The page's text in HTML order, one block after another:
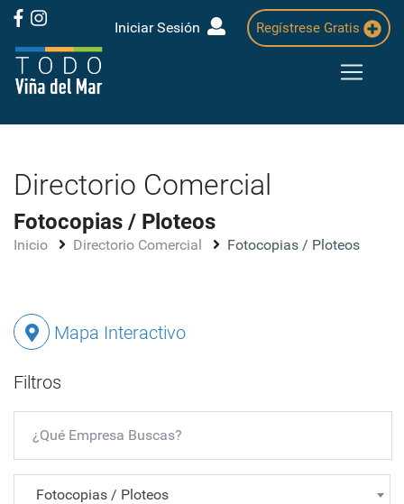
Iniciar Sesión Regístrese Gratis
Directorio Comercial
Fotocopias / Ploteos
Inicio Directorio Comercial Fotocopias / Ploteos
Mapa Interactivo
Filtros
Fotocopias / Ploteos